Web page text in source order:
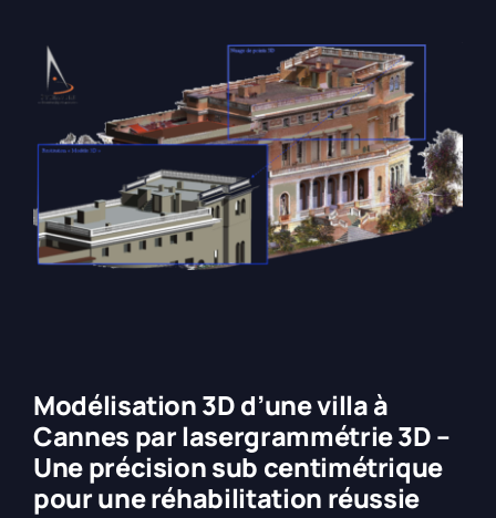
Modélisation 3D d’une villa à
Cannes par lasergrammétrie 3D –
Une précision sub centimétrique
pour une réhabilitation réussie